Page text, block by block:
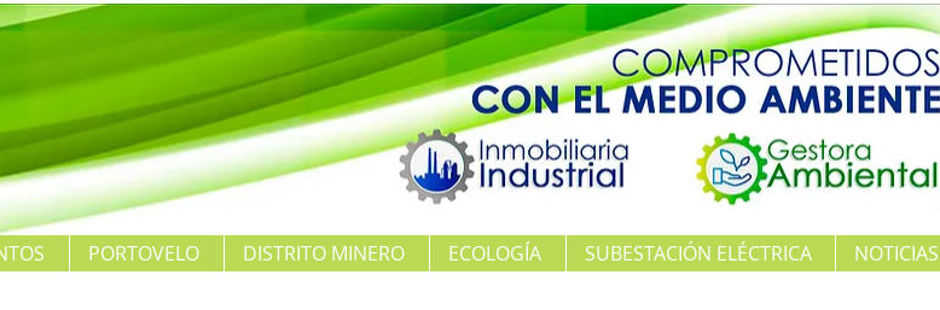
PORTOVELO DISTRITO MINERO ECOLOGÍA SUBESTACIÓN ELÉCTRICA NOTICIAS